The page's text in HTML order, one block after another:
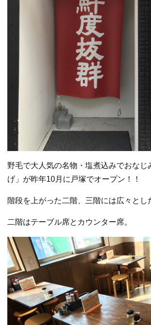
野毛で大人気の名物・塩煮込みでおなじ
げ」が昨年10月に戸塚でオープン！！
階段を上がった二階、三階には広々と
二階はテーブル席とカウンター席。